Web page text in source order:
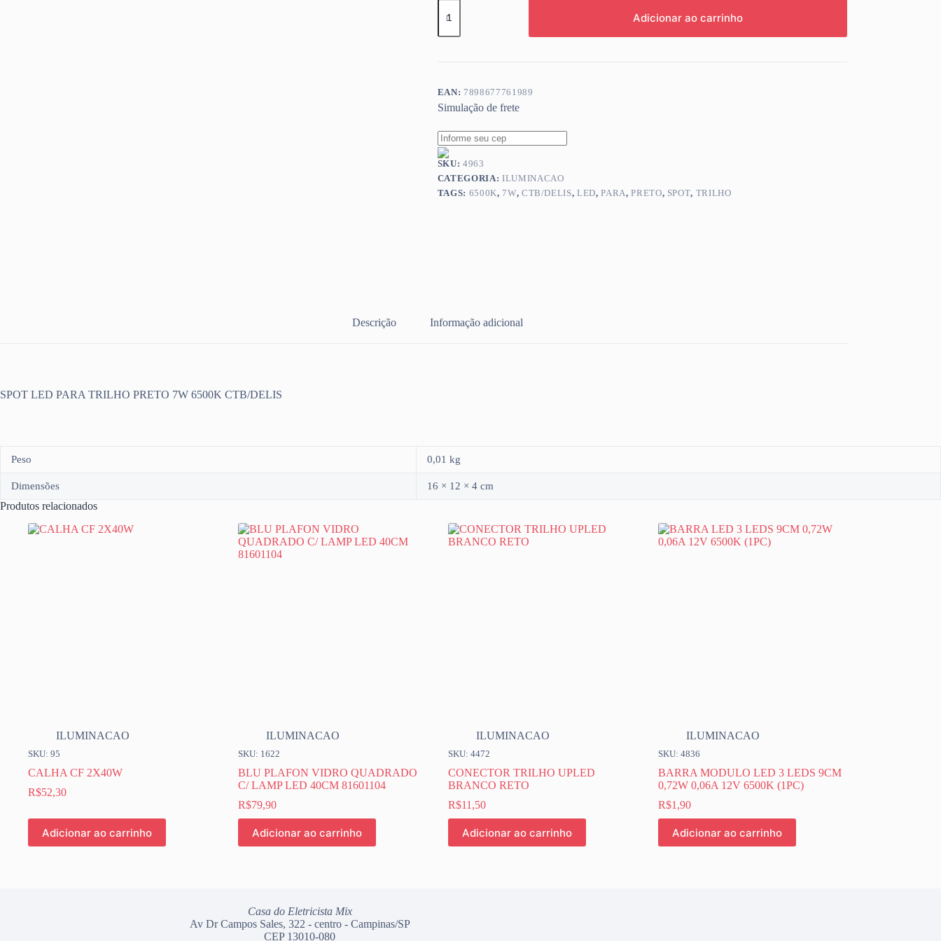
SPOT
LED
TRILHO
CTB
DELIS
GOREMI
Adicionar ao carrinho
EAN: 7898677761989
Simulação de frete
SKU:4963
CATEGORIA: ILUMINACAO
TAGS: 6500K, 7W, CTB/DELIS,LED,PARA,PRETO, SPOT, TRILHO
Descrição Informação adicional
SPOT LED PARA TRILHO PRETO 7W 6500K CTB/DELIS
Peso 0,01 kg
Dimensões 16 × 12 × 4 cm
Produtos relacionados
ILUMINACAO
SKU: 95
CALHA CF 2X40W
R$52,30
Adicionar ao carrinho
ILUMINACAO
SKU: 1622
BLU PLAFON VIDRO QUADRADO
C/ LAMP LED 40CM 81601104
R$79,90
Adicionar ao carrinho
ILUMINACAO
SKU: 4472
CONECTOR TRILHO UPLED
BRANCO RETO
R$11,50
Adicionar ao carrinho
ILUMINACAO
SKU: 4836
BARRA MODULO LED 3 LEDS 9CM
0,72W 0,06A 12V 6500K (1PC)
R$1,90
Adicionar ao carrinho
Casa do Eletricista Mix
Av Dr Campos Sales, 322 - centro - Campinas/SP
CEP 13010-080